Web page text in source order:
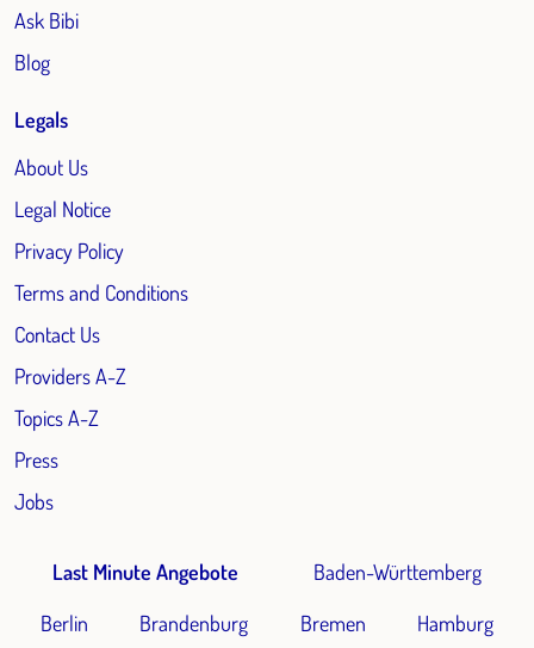
Ask Bibi
Blog
Legals
About Us
Legal Notice
Privacy Policy
Terms and Conditions
Contact Us
Providers A-Z
Topics A-Z
Press
Jobs
Last Minute Angebote
Baden-Württemberg
Berlin
Brandenburg Bremen Hamburg